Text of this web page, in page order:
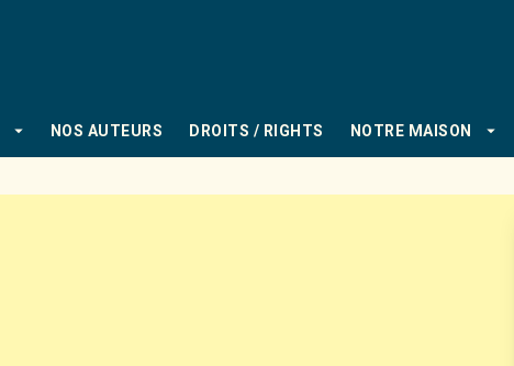
arrow_drop_down NOS AUTEURS DROITS / RIGHTS NOTRE MAISON arrow_drop_down